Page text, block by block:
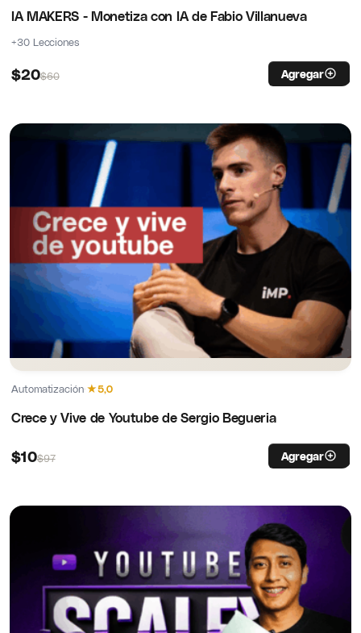
IA MAKERS - Monetiza con IA de Fabio Villanueva
+30 Lecciones
$20$60 Agregar
Automatización·★5,0
Crece y Vive de Youtube de Sergio Begueria
$10$97 Agregar